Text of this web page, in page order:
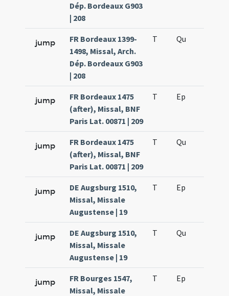
Dép. Bordeaux G903
| 208
jump
FR Bordeaux 1399-
1498, Missal, Arch.
Dép. Bordeaux G903
| 208
T Qu
jump
FR Bordeaux 1475
(after), Missal, BNF
Paris Lat. 00871 | 209
T Ep
jump
FR Bordeaux 1475
(after), Missal, BNF
Paris Lat. 00871 | 209
T Qu
jump
DE Augsburg 1510,
Missal, Missale
Augustense | 19
T Ep
jump
DE Augsburg 1510,
Missal, Missale
Augustense | 19
T Qu
jump
FR Bourges 1547,
Missal, Missale
T Ep